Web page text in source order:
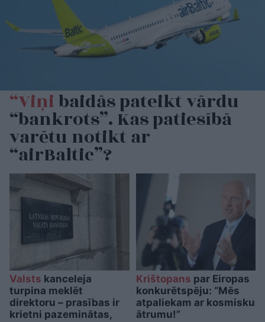
“Viņibaidās pateikt vārdu
“bankrots”. Kas patiesībā
varētu notikt ar
“airBaltic”?
Valsts kanceleja
turpina meklēt
direktoru – prasības ir
krietni pazeminātas,
Krištopans par Eiropas
konkurētspēju: “Mēs
atpaliekam ar kosmisku
ātrumu!”